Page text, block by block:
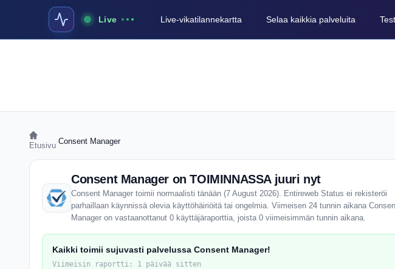
Live Live-vikatilannekartta Selaa kaikkia palveluita
Etusivu Consent Manager
Consent Manager on TOIMINNASSA juuri nyt
Consent Manager toimii normaalisti tänään (7 August 2026). Entireweb Status ei rekisteröi
parhaillaan käynnissä olevia käyttöhäiriöitä tai ongelmia. Viimeisen 24 tunnin aikana
Manager on vastaanottanut 0 käyttäjäraporttia, joista 0 viimeisimmän tunnin aikana.
Kaikki toimii sujuvasti palvelussa Consent Manager!
Viimeisin raportti: 1 päivää sitten